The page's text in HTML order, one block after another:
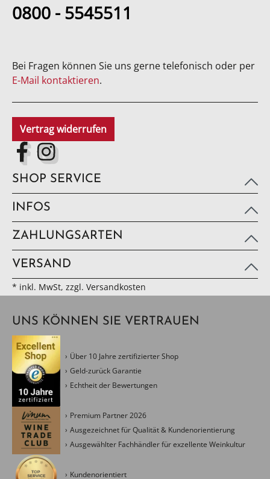
0800 - 5545511
Bei Fragen können Sie uns gerne telefonisch oder per
E-Mail kontaktieren.
Vertrag widerrufen
SHOP SERVICE
INFOS
ZAHLUNGSARTEN
VERSAND
* inkl. MwSt, zzgl. Versandkosten
UNS KÖNNEN SIE VERTRAUEN
Über 10 Jahre zertifizierter Shop
Geld-zurück Garantie
Echtheit der Bewertungen
Premium Partner 2026
Ausgezeichnet für Qualität & Kundenorientierung
Ausgewählter Fachhändler für exzellente Weinkultur
Kundenorientiert